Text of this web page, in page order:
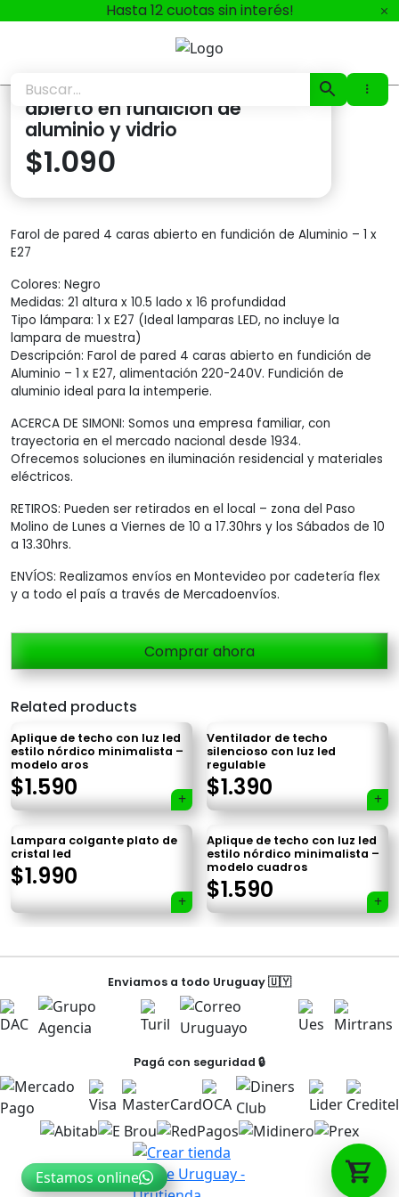
Hasta 12 cuotas sin interés!
Casa Simoni
Farol de pared de 4 caras
abierto en fundición de
aluminio y vidrio
$1.090
Farol de pared 4 caras abierto en fundición de Aluminio – 1 x
E27
Colores: Negro
Medidas: 21 altura x 10.5 lado x 16 profundidad
Tipo lámpara: 1 x E27 (Ideal lamparas LED, no incluye la
lampara de muestra)
Descripción: Farol de pared 4 caras abierto en fundición de
Aluminio – 1 x E27, alimentación 220-240V. Fundición de
aluminio ideal para la intemperie.
ACERCA DE SIMONI: Somos una empresa familiar, con
trayectoria en el mercado nacional desde 1934.
Ofrecemos soluciones en iluminación residencial y materiales
eléctricos.
RETIROS: Pueden ser retirados en el local – zona del Paso
Molino de Lunes a Viernes de 10 a 17.30hrs y los Sábados de 10
a 13.30hrs.
ENVÍOS: Realizamos envíos en Montevideo por cadetería flex
y a todo el país a través de Mercadoenvíos.
Comprar ahora
Related products
Aplique de techo con luz led
estilo nórdico minimalista –
modelo aros
$1.590
Ventilador de techo
silencioso con luz led
regulable
$1.390
Lampara colgante plato de
cristal led
$1.990
Aplique de techo con luz led
estilo nórdico minimalista –
modelo cuadros
$1.590
Navegación
de
entradas
Enviamos a todo Uruguay 🇺🇾
Pagá con seguridad 🔒
Estamos online
Tu carrito está vacío.